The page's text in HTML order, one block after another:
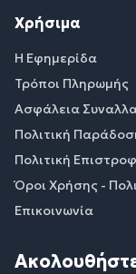
Χρήσιμα
Η Εφημερίδα
Τρόποι Πληρωμής
Ασφάλεια
Πολιτική
Πολιτική
Όροι Χρήσης -
Επικοινωνία